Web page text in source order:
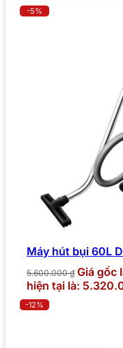
-5%
Máy hút bụi 60L
5.600.000₫ Giá gốc
hiện tại là:
-12%